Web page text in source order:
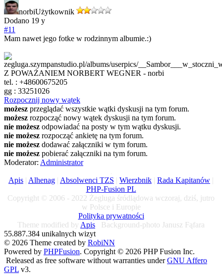
norbiUżytkownik
Dodano 19 y
#11
Mam nawet jego fotke w rodzinnym albumie.:)
Z POWAŻANIEM NORBERT WEGNER - norbi
tel. : +48600675205
gg : 33251026
Rozpocznij nowy wątek
możesz przeglądać wszystkie wątki dyskusji na tym forum.
możesz rozpocząć nowy wątek dyskusji na tym forum.
nie możesz odpowiadać na posty w tym wątku dyskusji.
nie możesz rozpocząć ankietę na tym forum.
nie możesz dodawać załączniki w tym forum.
nie możesz pobierać załączniki na tym forum.
Moderator: Administrator
Apis | Alhenag | Absolwenci TZS | Wierzbnik | Rada Kapitanów |
PHP-Fusion PL
Copyright © 2006 - 2022 Żegluga śródlądowa wczoraj, dziś, jutro
w Polsce i Europie
Polityka prywatności
Theme modified by Apis Background-photo Janusz Fąfara
55.887.384 unikalnych wizyt
© 2026 Theme created by RobiNN
Powered by PHPFusion. Copyright © 2026 PHP Fusion Inc.
Released as free software without warranties underGNU Affero
GPL v3.